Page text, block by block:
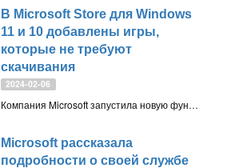
В Microsoft Store для Windows
11 и 10 добавлены игры,
которые не требуют
скачивания
2024-02-06
Компания Microsoft запустила новую функцию «Аркада» в официальном магазине Microsoft Store для Windows 11 и Windows 10, которая позволяет пользователям сразу играть в игры прямо на площадке.
Microsoft рассказала
подробности о своей службе